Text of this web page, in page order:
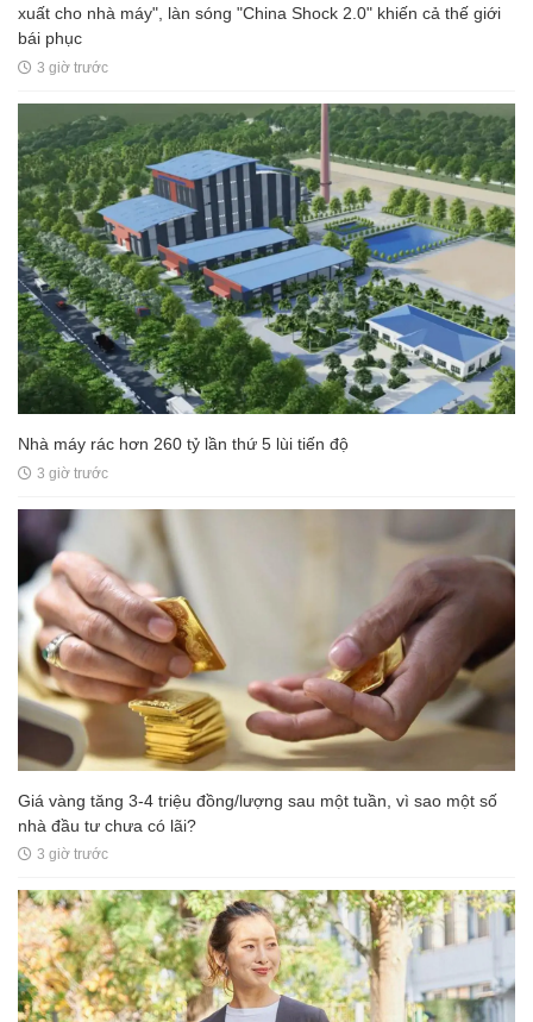
xuất cho nhà máy", làn sóng "China Shock 2.0" khiến cả thế giới
bái phục
3 giờ trước
Nhà máy rác hơn 260 tỷ lần thứ 5 lùi tiến độ
3 giờ trước
Giá vàng tăng 3-4 triệu đồng/lượng sau một tuần, vì sao một số
nhà đầu tư chưa có lãi?
3 giờ trước